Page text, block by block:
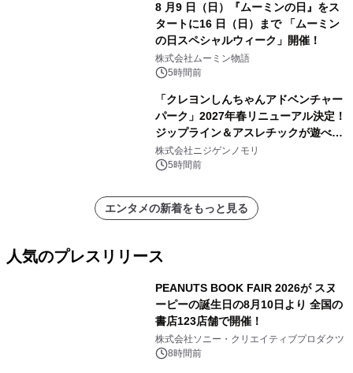
8 月9 日（日）『ムーミンの日』をス
タートに16 日（日）まで 「ムーミン
の日スペシャルウィーク」開催！
株式会社ムーミン物語
5時間前
「クレヨンしんちゃんアドベンチャー
パーク」2027年春リニューアル決定！
ジップライン＆アスレチックが遊べる
のは今年が最後！ 「ラスト！ドキがム
ネムネ～大作戦！」始動
株式会社ニジゲンノモリ
5時間前
エンタメの新着をもっと見る
人気のプレスリリース
PEANUTS BOOK FAIR 2026が スヌ
ーピーの誕生日の8月10日より 全国の
書店123店舗で開催！
株式会社ソニー・クリエイティブプロダクツ
8時間前